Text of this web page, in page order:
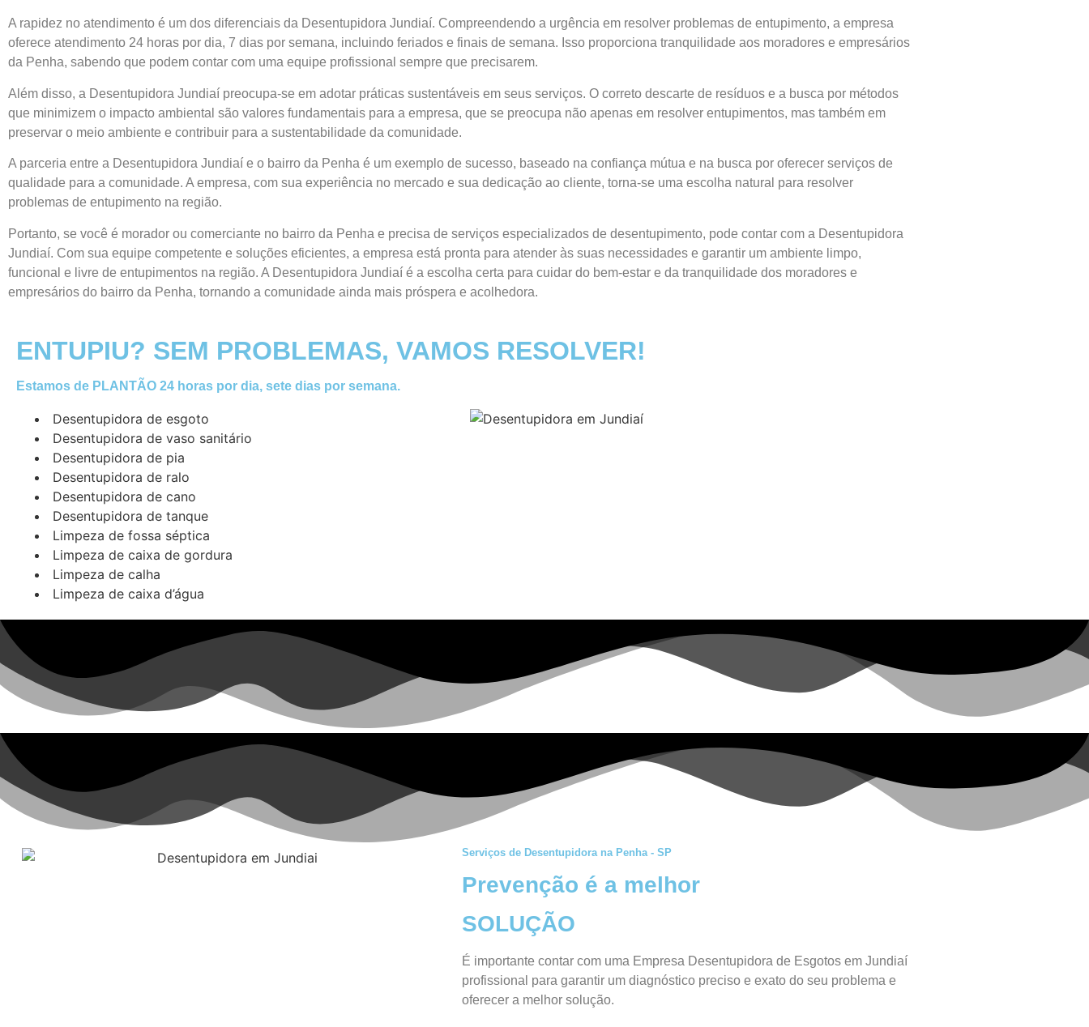
A rapidez no atendimento é um dos diferenciais da Desentupidora Jundiaí. Compreendendo a urgência em resolver problemas de entupimento, a empresa
oferece atendimento 24 horas por dia, 7 dias por semana, incluindo feriados e finais de semana. Isso proporciona tranquilidade aos moradores e empresários
da Penha, sabendo que podem contar com uma equipe profissional sempre que precisarem.
Além disso, a Desentupidora Jundiaí preocupa-se em adotar práticas sustentáveis em seus serviços. O correto descarte de resíduos e a busca por métodos
que minimizem o impacto ambiental são valores fundamentais para a empresa, que se preocupa não apenas em resolver entupimentos, mas também em
preservar o meio ambiente e contribuir para a sustentabilidade da comunidade.
A parceria entre a Desentupidora Jundiaí e o bairro da Penha é um exemplo de sucesso, baseado na confiança mútua e na busca por oferecer serviços de
qualidade para a comunidade. A empresa, com sua experiência no mercado e sua dedicação ao cliente, torna-se uma escolha natural para resolver
problemas de entupimento na região.
Portanto, se você é morador ou comerciante no bairro da Penha e precisa de serviços especializados de desentupimento, pode contar com a Desentupidora
Jundiaí. Com sua equipe competente e soluções eficientes, a empresa está pronta para atender às suas necessidades e garantir um ambiente limpo,
funcional e livre de entupimentos na região. A Desentupidora Jundiaí é a escolha certa para cuidar do bem-estar e da tranquilidade dos moradores e
empresários do bairro da Penha, tornando a comunidade ainda mais próspera e acolhedora.
ENTUPIU? SEM PROBLEMAS, VAMOS RESOLVER!
Estamos de PLANTÃO 24 horas por dia, sete dias por semana.
Desentupidora de esgoto
Desentupidora de vaso sanitário
Desentupidora de pia
Desentupidora de ralo
Desentupidora de cano
Desentupidora de tanque
Limpeza de fossa séptica
Limpeza de caixa de gordura
Limpeza de calha
Limpeza de caixa d’água
Serviços de Desentupidora na Penha - SP
Prevenção é a melhor
SOLUÇÃO
É importante contar com uma Empresa Desentupidora de Esgotos em Jundiaí
profissional para garantir um diagnóstico preciso e exato do seu problema e
oferecer a melhor solução.